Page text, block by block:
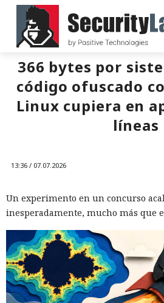
366 bytes por
código ofuscado
Linux cupiera en
líneas
13:36 / 07.07.2026
Un experimento en un concurso
inesperadamente, mucho más que